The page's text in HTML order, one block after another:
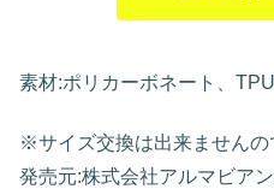
素材:ポリカーボネート、TPU
※サイズ交換は出来ませんの
発売元:株式会社アルマビア